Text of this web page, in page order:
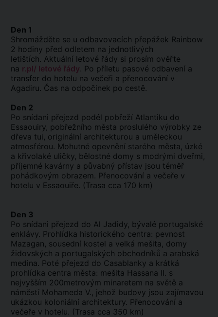
Den 1
Shromážděte se u odbavovacích přepážek Rainbow
2 hodiny před odletem na jednotlivých
letištích. Aktuální letové řády si prosím ověřte
na r.pl/ letové řády. Po příletu pasové odbavení a
transfer do hotelu na večeři a přenocování v
Agadiru. Čas na odpočinek po cestě.
Den 2
Po snídani přejezd podél pobřeží Atlantiku do
Essaouiry, pobřežního města proslulého výrobky ze
dřeva tui, originální architekturou a uměleckou
atmosférou. Mohutné opevnění starého města, úzké
a křivolaké uličky, bělostné domy s modrými dveřmi,
příjemné kavárny a půvabný přístav jsou téměř
pohádkovým obrazem. Přenocování a večeře v
hotelu v Essaouiře. (Trasa cca 170 km)
Den 3
Po snídani přejezd do Al Jadidy, bývalé portugalské
enklávy. Prohlídka historického centra: pevnost
Mazagan, sousední kostel a velká mešita, domy
židovských a portugalských obchodníků a arabská
medina. Poté přejezd do Casablanky a krátká
prohlídka centra města: mešita Hassana II. s
nejvyšším 200metrovým minaretem na světě a
náměstí Mohameda V., jehož budovy jsou zajímavou
ukázkou koloniální architektury. Přenocování a
večeře v hotelu. (Trasa cca 350 km)